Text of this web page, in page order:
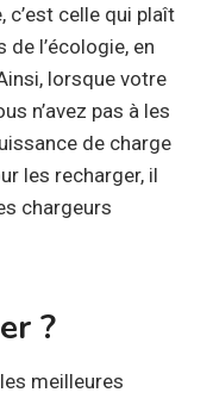
c’est celle qui plaît
l’écologie, en
lorsque votre
n’avez pas à les
de charge
les recharger, il
chargeurs
?
meilleures